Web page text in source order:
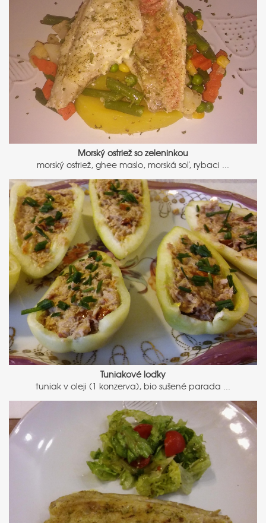
Morský ostriež so zeleninkou
morský ostriež, ghee maslo, morská soľ, rybaci ...
Tuniakové loďky
tuniak v oleji (1 konzerva), bio sušené parada ...